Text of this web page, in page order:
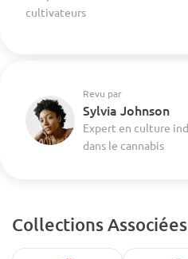
cultivateurs
Revu par
Sylvia Johnson
Expert en culture
dans le cannabis
Collections Associées